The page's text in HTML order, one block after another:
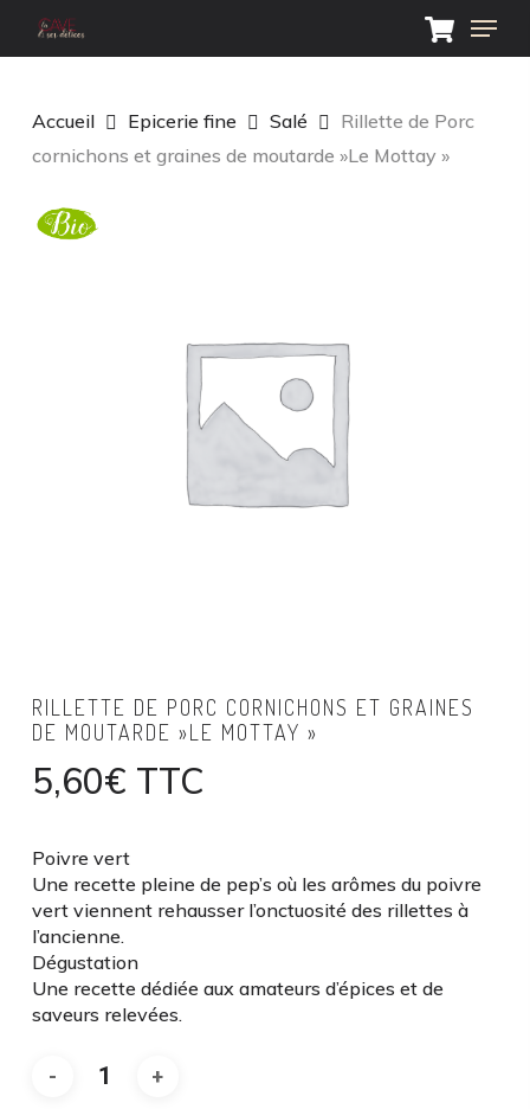
main
Menu
Accueil Epicerie fine Salé
Rillette de Porc
cornichons et graines de moutarde »Le Mottay »
RILLETTE DE PORC CORNICHONS ET GRAINES
DE MOUTARDE »LE MOTTAY »
5,60€ TTC
Poivre vert
Une recette pleine de pep’s où les arômes du poivre
vert viennent rehausser l’onctuosité des rillettes à
l’ancienne.
Dégustation
Une recette dédiée aux amateurs d’épices et de
saveurs relevées.